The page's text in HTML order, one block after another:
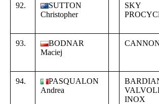
92.
SUTTON
Christopher
SKY
93.
BODNAR
Maciej
94.
PASQUALON
Andrea
INOX